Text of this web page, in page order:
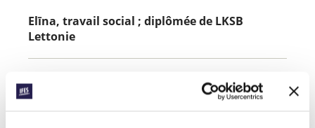
Elīna, travail social ; diplômée de LKSB
Lettonie
Elīna était l’une des 22 participants présents à la
consultation sur les Grands enjeux de l’IFES qui a